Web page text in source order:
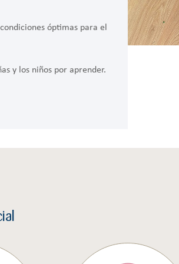
óptimas para el
y los niños por aprender.